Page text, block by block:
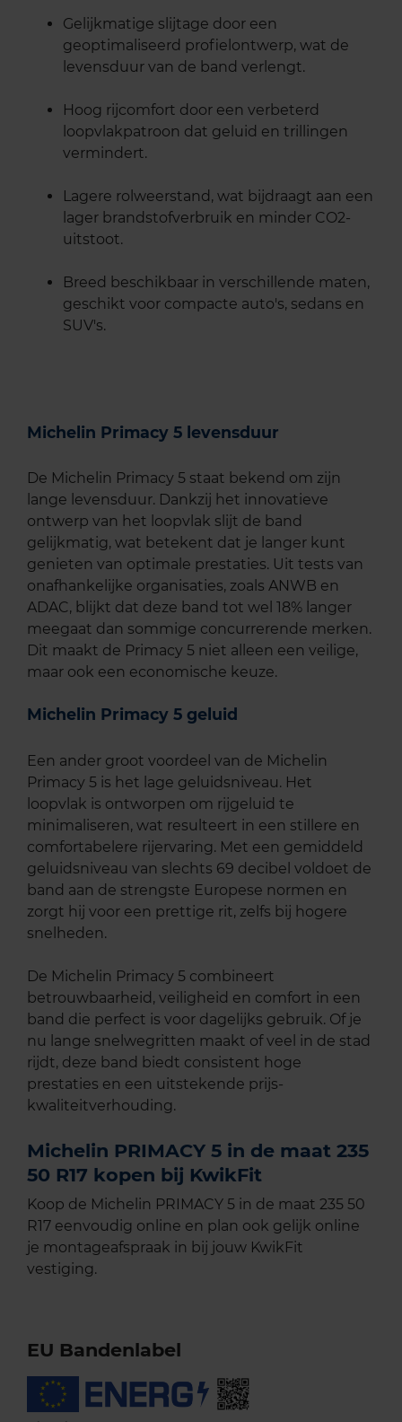
Gelijkmatige slijtage door een
geoptimaliseerd profielontwerp, wat de
levensduur van de band verlengt.
Hoog rijcomfort door een verbeterd
loopvlakpatroon dat geluid en trillingen
vermindert.
Lagere rolweerstand, wat bijdraagt aan een
lager brandstofverbruik en minder CO2-
uitstoot.
Breed beschikbaar in verschillende maten,
geschikt voor compacte auto's, sedans en
SUV's.
Michelin Primacy 5 levensduur
De Michelin Primacy 5 staat bekend om zijn
lange levensduur. Dankzij het innovatieve
ontwerp van het loopvlak slijt de band
gelijkmatig, wat betekent dat je langer kunt
genieten van optimale prestaties. Uit tests van
onafhankelijke organisaties, zoals ANWB en
ADAC, blijkt dat deze band tot wel 18% langer
meegaat dan sommige concurrerende merken.
Dit maakt de Primacy 5 niet alleen een veilige,
maar ook een economische keuze.
Michelin Primacy 5 geluid
Een ander groot voordeel van de Michelin
Primacy 5 is het lage geluidsniveau. Het
loopvlak is ontworpen om rijgeluid te
minimaliseren, wat resulteert in een stillere en
comfortabelere rijervaring. Met een gemiddeld
geluidsniveau van slechts 69 decibel voldoet de
band aan de strengste Europese normen en
zorgt hij voor een prettige rit, zelfs bij hogere
snelheden.
De Michelin Primacy 5 combineert
betrouwbaarheid, veiligheid en comfort in een
band die perfect is voor dagelijks gebruik. Of je
nu lange snelwegritten maakt of veel in de stad
rijdt, deze band biedt consistent hoge
prestaties en een uitstekende prijs-
kwaliteitverhouding.
Michelin PRIMACY 5 in de maat 235
50 R17 kopen bij KwikFit
Koop de Michelin PRIMACY 5 in de maat 235 50
R17 eenvoudig online en plan ook gelijk online
je montageafspraak in bij jouw KwikFit
vestiging.
EU Bandenlabel